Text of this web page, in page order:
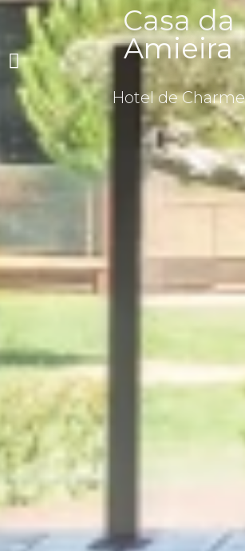
Casa da
Amieira
Hotel de Charme